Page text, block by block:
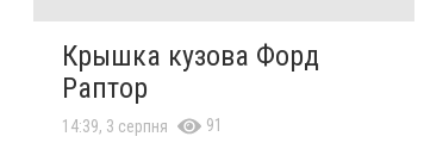
Крышка кузова Форд
Раптор
14:39, 3 серпня 91